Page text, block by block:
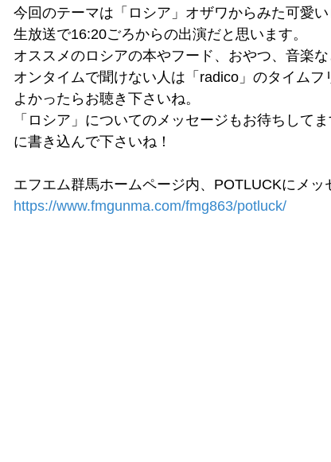
今回のテーマは「ロシア」オザワからみた可愛い
生放送で16:20ごろからの出演だと思います。
オススメのロシアの本やフード、おやつ、音楽な
オンタイムで聞けない人は「radico」のタイムフ
よかったらお聴き下さいね。
「ロシア」についてのメッセージもお待ちして
に書き込んで下さいね！
エフエム群馬ホームページ内、POTLUCKにメッ
https://www.fmgunma.com/fmg863/potluck/